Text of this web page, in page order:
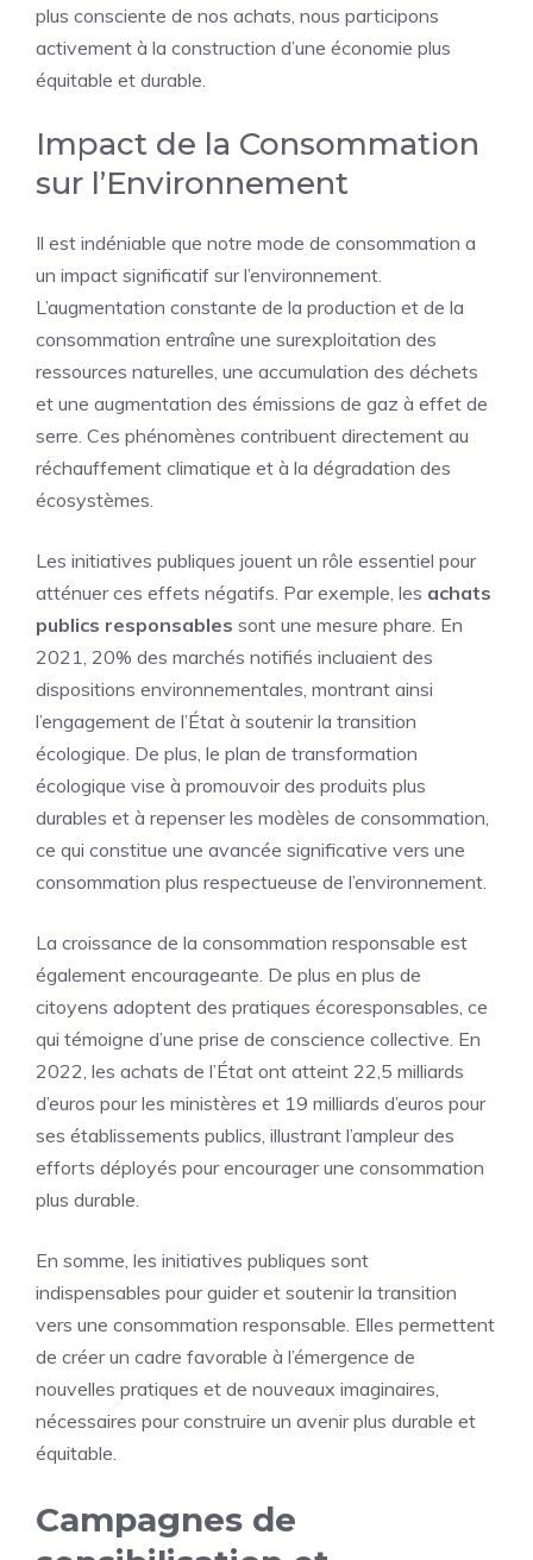
plus consciente de nos achats, nous participons
activement à la construction d’une économie plus
équitable et durable.
Impact de la Consommation
sur l’Environnement
Il est indéniable que notre mode de consommation a
un impact significatif sur l’environnement.
L’augmentation constante de la production et de la
consommation entraîne une surexploitation des
ressources naturelles, une accumulation des déchets
et une augmentation des émissions de gaz à effet de
serre. Ces phénomènes contribuent directement au
réchauffement climatique et à la dégradation des
écosystèmes.
Les initiatives publiques jouent un rôle essentiel pour
atténuer ces effets négatifs. Par exemple, les achats
publics responsables sont une mesure phare. En
2021, 20% des marchés notifiés incluaient des
dispositions environnementales, montrant ainsi
l’engagement de l’État à soutenir la transition
écologique. De plus, le plan de transformation
écologique vise à promouvoir des produits plus
durables et à repenser les modèles de consommation,
ce qui constitue une avancée significative vers une
consommation plus respectueuse de l’environnement.
La croissance de la consommation responsable est
également encourageante. De plus en plus de
citoyens adoptent des pratiques écoresponsables, ce
qui témoigne d’une prise de conscience collective. En
2022, les achats de l’État ont atteint 22,5 milliards
d’euros pour les ministères et 19 milliards d’euros pour
ses établissements publics, illustrant l’ampleur des
efforts déployés pour encourager une consommation
plus durable.
En somme, les initiatives publiques sont
indispensables pour guider et soutenir la transition
vers une consommation responsable. Elles permettent
de créer un cadre favorable à l’émergence de
nouvelles pratiques et de nouveaux imaginaires,
nécessaires pour construire un avenir plus durable et
équitable.
Campagnes de